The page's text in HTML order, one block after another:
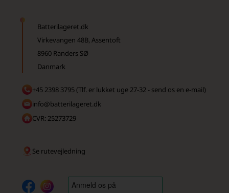
Batterilageret.dk
Virkevangen 48B, Assentoft
8960 Randers SØ
Danmark
+45 2398 3795 (Tlf. er lukket uge 27-32 - send os en e-mail)
info@batterilageret.dk
CVR: 25273729
Se rutevejledning